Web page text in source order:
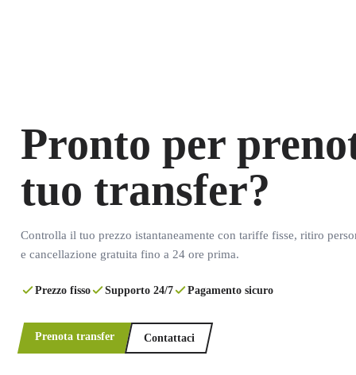
Pronto per
tuo transfer?
Controlla il tuo prezzo istantaneamente con tariffe fisse, ritiro
e cancellazione gratuita fino a 24 ore prima.
Prezzo fisso Supporto 24/7 Pagamento sicuro
Prenota transfer Contattaci